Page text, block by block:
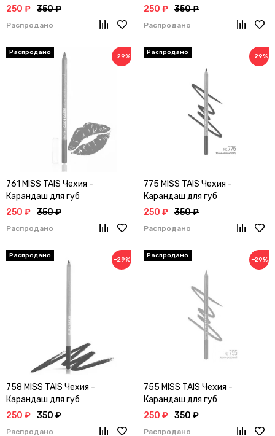
250 ₽ 350 ₽
Распродано
250 ₽ 350 ₽
Распродано
−29%
761 MISS TAIS Чехия -
Карандаш для губ
250 ₽ 350 ₽
Распродано
−29%
775 MISS TAIS Чехия -
Карандаш для губ
250 ₽ 350 ₽
Распродано
−29%
758 MISS TAIS Чехия -
Карандаш для губ
250 ₽ 350 ₽
Распродано
−29%
755 MISS TAIS Чехия -
Карандаш для губ
250 ₽ 350 ₽
Распродано